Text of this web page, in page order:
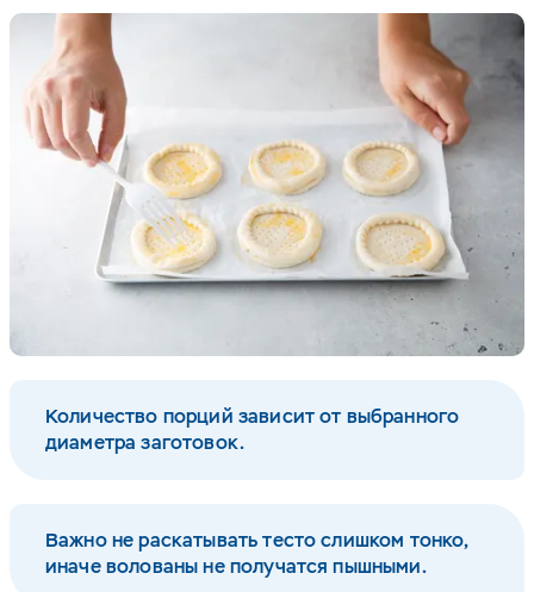
Количество порций зависит от выбранного
диаметра заготовок.
Важно не раскатывать тесто слишком тонко,
иначе волованы не получатся пышными.